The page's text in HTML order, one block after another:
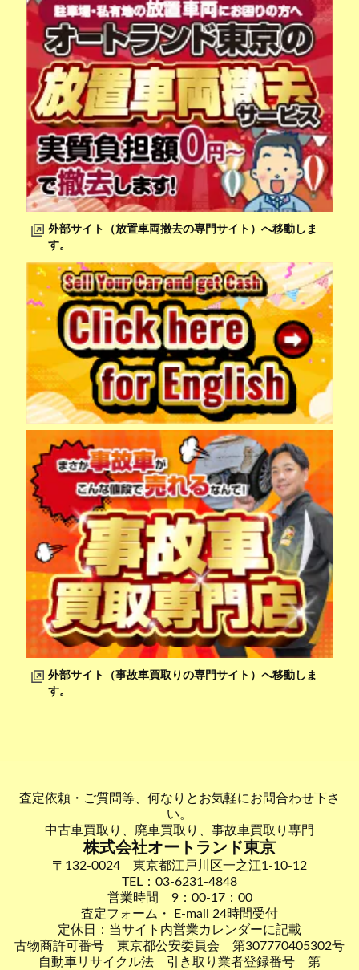
外部サイト（放置車両撤去の専門サイト）へ移動しま
す。
外部サイト（事故車買取りの専門サイト）へ移動しま
す。
査定依頼・ご質問等、何なりとお気軽にお問合わせ下さ
い。
中古車買取り、廃車買取り、事故車買取り専門
株式会社オートランド東京
〒132-0024 東京都江戸川区一之江1-10-12
TEL：03-6231-4848
営業時間 9：00-17：00
査定フォーム・ E-mail 24時間受付
定休日：当サイト内営業カレンダーに記載
古物商許可番号 東京都公安委員会 第307770405302号
自動車リサイクル法 引き取り業者登録番号 第